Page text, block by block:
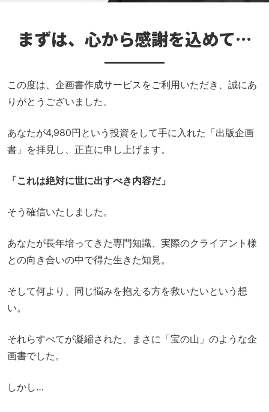
まずは、心から感謝を込めて…
この度は、企画書作成サービスをご利用いただき、誠にあ
りがとうございました。
あなたが4,980円という投資をして手に入れた「出版企画
書」を拝見し、正直に申し上げます。
「これは絶対に世に出すべき内容だ」
そう確信いたしました。
あなたが長年培ってきた専門知識、実際のクライアント様
との向き合いの中で得た生きた知見。
そして何より、同じ悩みを抱える方を救いたいという想
い。
それらすべてが凝縮された、まさに「宝の山」のような企
画書でした。
しかし…